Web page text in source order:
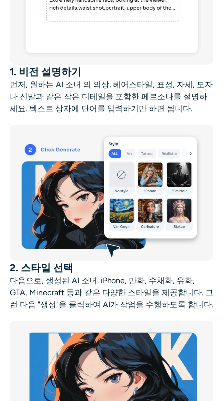
1. 비전 설명하기
먼저, 원하는 AI 소녀 의 의상, 헤어스타일, 표정, 자세, 모자
나 신발과 같은 작은 디테일을 포함한 페르소나를 설명하
세요. 텍스트 상자에 단어를 입력하기만 하면 됩니다.
2. 스타일 선택
다음으로, 생성된 AI 소녀. iPhone, 만화, 수채화, 유화,
GTA, Minecraft 등과 같은 다양한 스타일을 제공합니다. 그
런 다음 "생성"을 클릭하여 AI가 작업을 수행하도록 합니다.